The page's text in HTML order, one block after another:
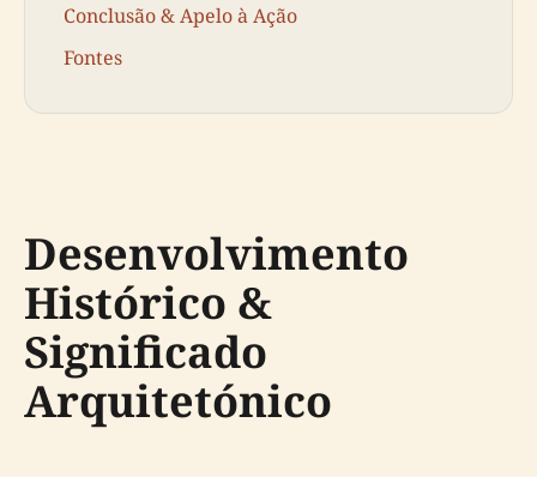
Conclusão & Apelo à Ação
Fontes
Desenvolvimento
Histórico &
Significado
Arquitetónico